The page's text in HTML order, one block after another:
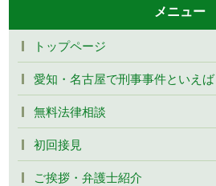
メニュー
トップページ
愛知・名古屋で刑事事件といえば
無料法律相談
初回接見
ご挨拶・弁護士紹介